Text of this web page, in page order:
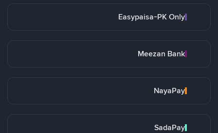
Easypaisa-PK Only
Meezan Bank
NayaPay
SadaPay